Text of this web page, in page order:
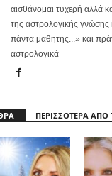
αισθάνομαι τυχερή αλλά
της αστρολογικής γνώσης
πάντα μαθητής...» και
αστρολογικά
ΠΕΡΙΣΣΟΤΕΡΑ